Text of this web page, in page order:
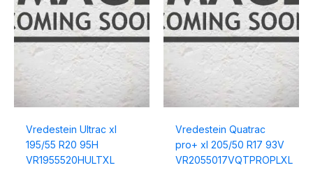
Vredestein Ultrac xl
195/55 R20 95H
VR1955520HULTXL
Vredestein Quatrac
pro+ xl 205/50 R17 93V
VR2055017VQTPROPLXL